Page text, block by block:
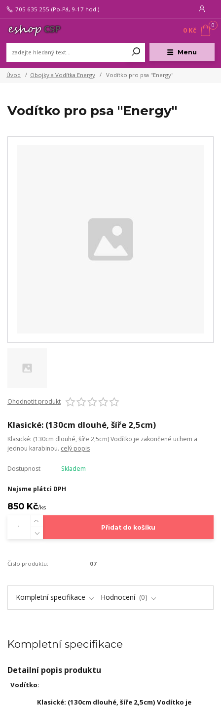
Menu
705 635 255 (Po-Pá, 9-17 hod.)
0
0 Kč
Úvod Obojky a Vodítka Energy Vodítko pro psa "Energy"
Vodítko pro psa "Energy"
Ohodnotit produkt
Klasické: (130cm dlouhé, šíře 2,5cm)
Klasické: (130cm dlouhé, šíře 2,5cm) Vodítko je zakončené uchem a
jednou karabinou. celý popis
Dostupnost Skladem
Nejsme plátci DPH
850 Kč/ks
Přidat do košíku
Číslo produktu: 07
Kompletní specifikace Hodnocení 0
Kompletní specifikace
Detailní popis produktu
Vodítko:
Klasické: (130cm dlouhé, šíře 2,5cm) Vodítko je